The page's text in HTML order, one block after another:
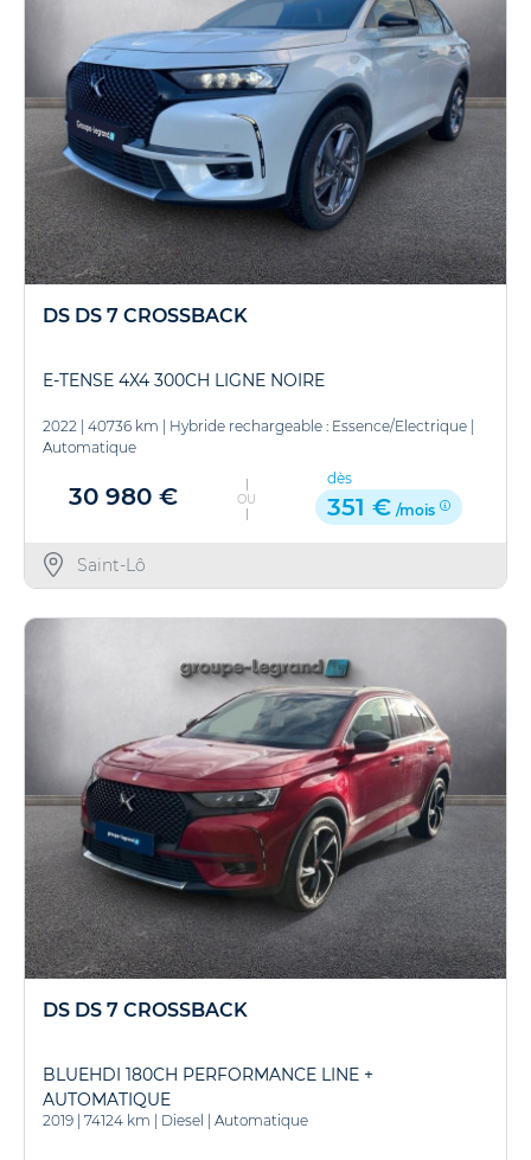
DS DS 7 CROSSBACK
E-TENSE 4X4 300CH LIGNE NOIRE
2022 40736 km Hybride rechargeable : Essence/Electrique
Automatique
30 980 € OU
dès
351 € /mois
Saint-Lô
DS DS 7 CROSSBACK
BLUEHDI 180CH PERFORMANCE LINE +
AUTOMATIQUE
2019 74124 km Diesel Automatique